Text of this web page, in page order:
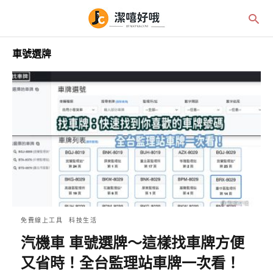
車號選牌
免費線上工具 科技生活
汽機車 車號選牌～這樣找車牌方便
又省時！全台監理站車牌一次看！